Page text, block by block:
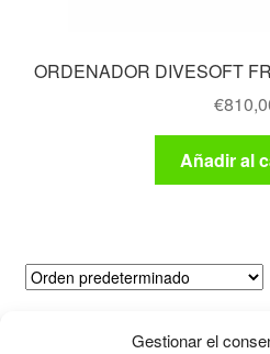
Gestionar el
ORDENADOR DIVESOFT
€
Añadir al